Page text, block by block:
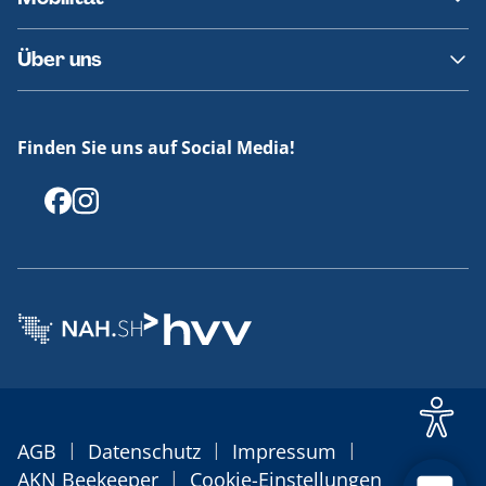
Fundsachen
Häufige Fragen
Barrierefreies Reisen
Erklärung Barrierefreiheit
Über uns
Offenlegungen
Finden Sie uns auf Social Media!
AGB | Datenschutz | Impressum |
AKN Beekeeper | Cookie-Einstellungen